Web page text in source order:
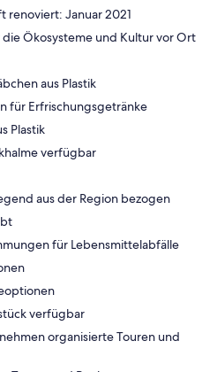
renoviert: Januar 2021
Ökosysteme und Kultur vor Ort
aus Plastik
für Erfrischungsgetränke
Plastik
verfügbar
aus der Region bezogen
für Lebensmittelabfälle
verfügbar
organisierte Touren und